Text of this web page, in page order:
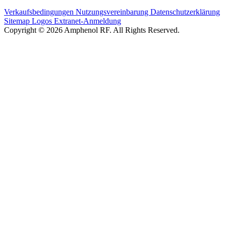
Verkaufsbedingungen Nutzungsvereinbarung Datenschutzerklärung
Sitemap Logos Extranet-Anmeldung
Copyright © 2026 Amphenol RF. All Rights Reserved.